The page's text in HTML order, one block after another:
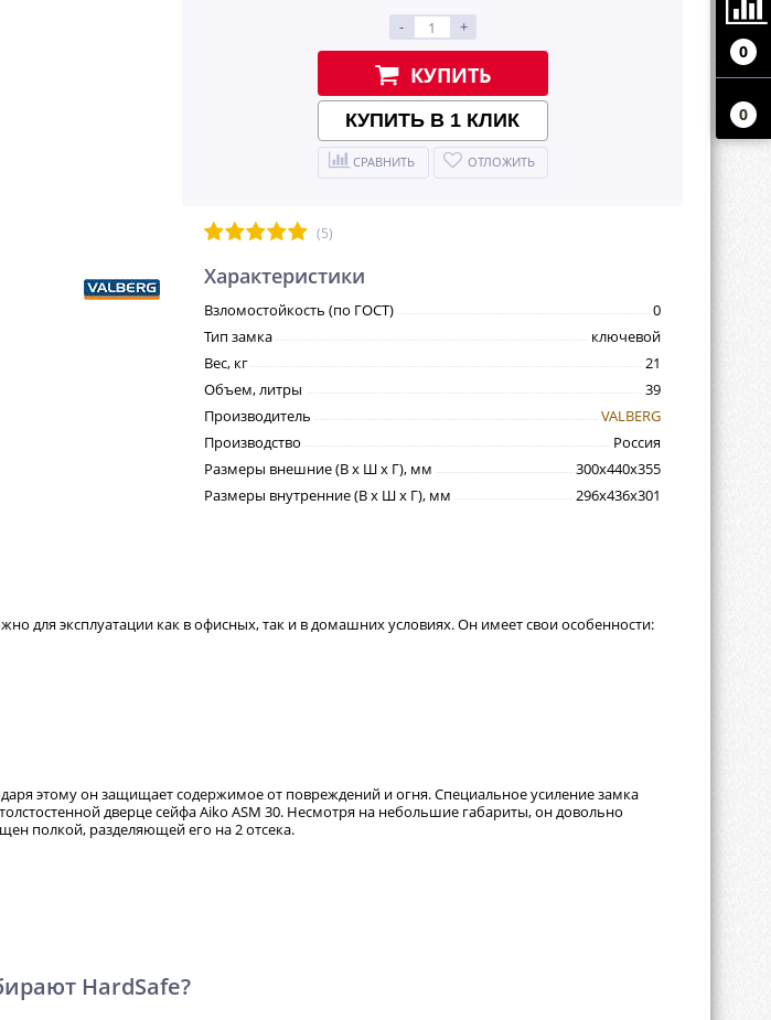
- +
КУПИТЬ
КУПИТЬ В 1 КЛИК
СРАВНИТЬ ОТЛОЖИТЬ
(5)
Характеристики
Взломостойкость (по ГОСТ)
0
Тип замка
ключевой
Вес, кг
21
Объем, литры
39
Производитель
VALBERG
Производство
Россия
Размеры внешние (В х Ш х Г), мм
300х440х355
Размеры внутренние (В х Ш х Г), мм
296х436х301
для эксплуатации как в офисных, так и в домашних условиях. Он имеет свои особенности:
этому он защищает содержимое от повреждений и огня. Специальное усиление замка
дверце сейфа Аiko ASM 30. Несмотря на небольшие габариты, он довольно
полкой, разделяющей его на 2 отсека.
HardSafe?
0
0